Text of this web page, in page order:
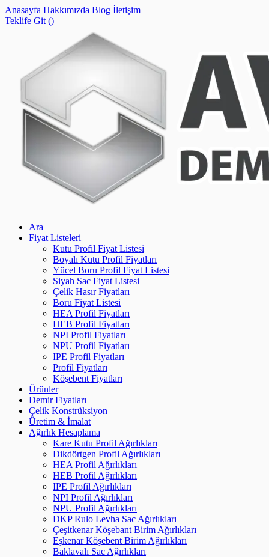
Anasayfa Hakkımızda Blog İletişim
Teklife Git ()
Ara
Fiyat Listeleri
Kutu Profil Fiyat Listesi
Boyalı Kutu Profil Fiyatları
Yücel Boru Profil Fiyat Listesi
Siyah Sac Fiyat Listesi
Çelik Hasır Fiyatları
Boru Fiyat Listesi
HEA Profil Fiyatları
HEB Profil Fiyatları
NPI Profil Fiyatları
NPU Profil Fiyatları
IPE Profil Fiyatları
Profil Fiyatları
Köşebent Fiyatları
Ürünler
Demir Fiyatları
Çelik Konstrüksiyon
Üretim & İmalat
Ağırlık Hesaplama
Kare Kutu Profil Ağırlıkları
Dikdörtgen Profil Ağırlıkları
HEA Profil Ağırlıkları
HEB Profil Ağırlıkları
IPE Profil Ağırlıkları
NPI Profil Ağırlıkları
NPU Profil Ağırlıkları
DKP Rulo Levha Sac Ağırlıkları
Çeşitkenar Köşebant Birim Ağırlıkları
Eşkenar Köşebent Birim Ağırlıkları
Baklavalı Sac Ağırlıkları